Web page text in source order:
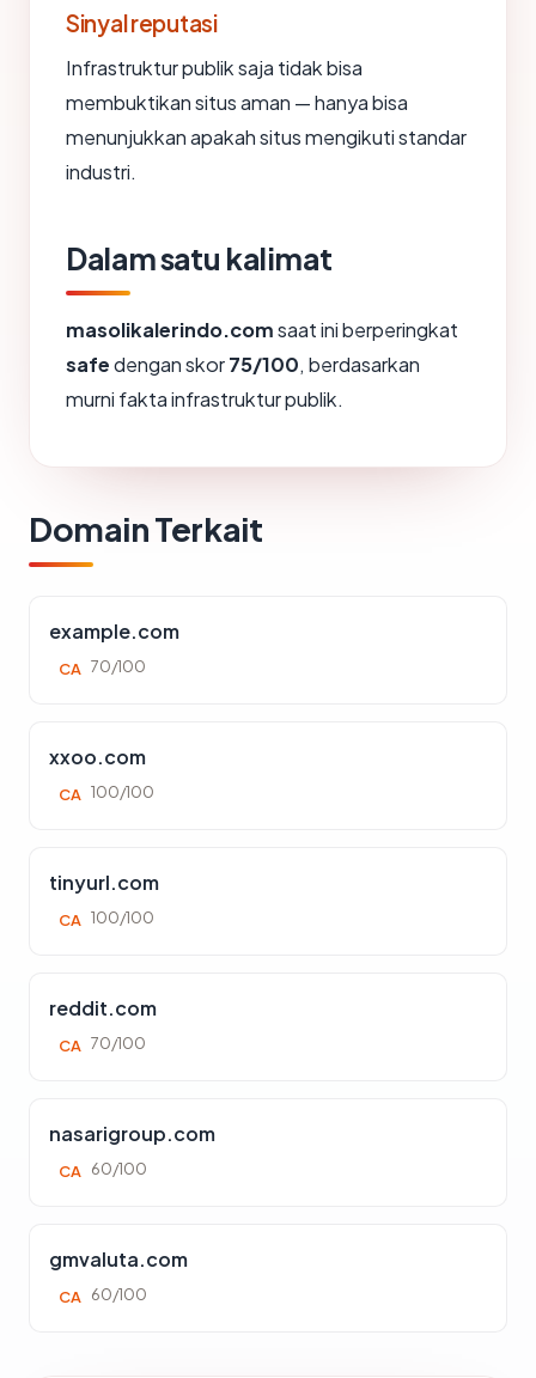
Sinyal reputasi
Infrastruktur publik saja tidak bisa
membuktikan situs aman — hanya bisa
menunjukkan apakah situs mengikuti standar
industri.
Dalam satu kalimat
masolikalerindo.comsaat ini berperingkat
safedengan skor75/100, berdasarkan
murni fakta infrastruktur publik.
Domain Terkait
example.com
CA 70/100
xxoo.com
CA 100/100
tinyurl.com
CA 100/100
reddit.com
CA 70/100
nasarigroup.com
CA 60/100
gmvaluta.com
CA 60/100